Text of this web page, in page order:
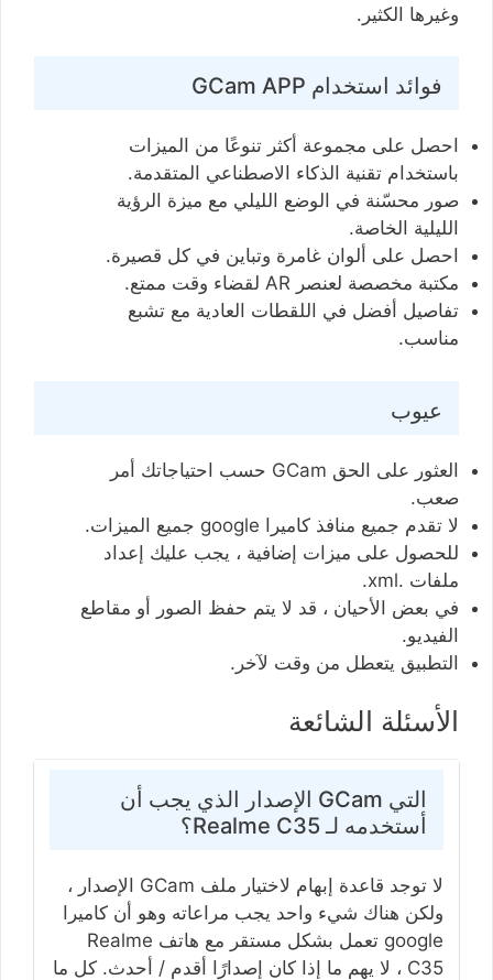
وغيرها الكثير.
فوائد استخدام GCam APP
احصل على مجموعة أكثر تنوعًا من الميزات
باستخدام تقنية الذكاء الاصطناعي المتقدمة.
صور محسّنة في الوضع الليلي مع ميزة الرؤية
الليلية الخاصة.
احصل على ألوان غامرة وتباين في كل قصيرة.
مكتبة مخصصة لعنصر AR لقضاء وقت ممتع.
تفاصيل أفضل في اللقطات العادية مع تشبع
مناسب.
عيوب
العثور على الحق GCam حسب احتياجاتك أمر
صعب.
لا تقدم جميع منافذ كاميرا google جميع الميزات.
للحصول على ميزات إضافية ، يجب عليك إعداد
ملفات .xml.
في بعض الأحيان ، قد لا يتم حفظ الصور أو مقاطع
الفيديو.
التطبيق يتعطل من وقت لآخر.
الأسئلة الشائعة
التي GCam الإصدار الذي يجب أن
أستخدمه لـ Realme C35؟
لا توجد قاعدة إبهام لاختيار ملف GCam الإصدار ،
ولكن هناك شيء واحد يجب مراعاته وهو أن كاميرا
google تعمل بشكل مستقر مع هاتف Realme
C35 ، لا يهم ما إذا كان إصدارًا أقدم / أحدث. كل ما